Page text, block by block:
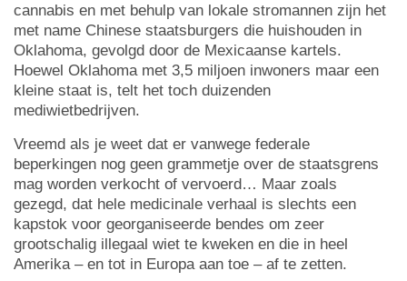
cannabis en met behulp van lokale stromannen zijn het
met name Chinese staatsburgers die huishouden in
Oklahoma, gevolgd door de Mexicaanse kartels.
Hoewel Oklahoma met 3,5 miljoen inwoners maar een
kleine staat is, telt het toch duizenden
mediwietbedrijven.
Vreemd als je weet dat er vanwege federale
beperkingen nog geen grammetje over de staatsgrens
mag worden verkocht of vervoerd… Maar zoals
gezegd, dat hele medicinale verhaal is slechts een
kapstok voor georganiseerde bendes om zeer
grootschalig illegaal wiet te kweken en die in heel
Amerika – en tot in Europa aan toe – af te zetten.